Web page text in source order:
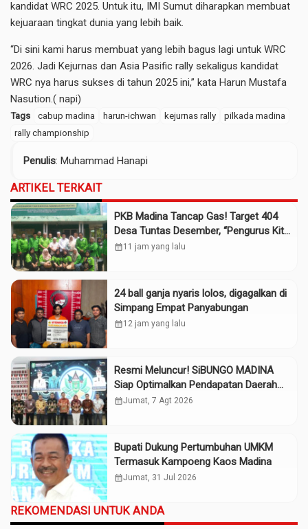
kandidat WRC 2025. Untuk itu, IMI Sumut diharapkan membuat
kejuaraan tingkat dunia yang lebih baik.
“Di sini kami harus membuat yang lebih bagus lagi untuk WRC
2026. Jadi Kejurnas dan Asia Pasific rally sekaligus kandidat
WRC nya harus sukses di tahun 2025 ini,” kata Harun Mustafa
Nasution.( napi)
Tags cabup madina harun-ichwan kejurnas rally
pilkada madina
rally championship
Penulis: Muhammad Hanapi
ARTIKEL TERKAIT
PKB Madina Tancap Gas! Target 404
Desa Tuntas Desember, “Pengurus Kita
Adalah Tokoh”
calendar_month11 jam yang lalu
24 ball ganja nyaris lolos, digagalkan di
Simpang Empat Panyabungan
calendar_month12 jam yang lalu
Resmi Meluncur! SiBUNGO MADINA
Siap Optimalkan Pendapatan Daerah
Madina
calendar_monthJumat, 7 Agt 2026
Bupati Dukung Pertumbuhan UMKM
Termasuk Kampoeng Kaos Madina
calendar_monthJumat, 31 Jul 2026
REKOMENDASI UNTUK ANDA